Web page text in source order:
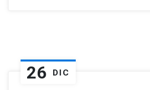
26 DIC